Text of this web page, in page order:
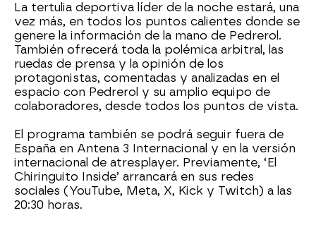
La tertulia deportiva líder de la noche estará, una
vez más, en todos los puntos calientes donde se
genere la información de la mano de Pedrerol.
También ofrecerá toda la polémica arbitral, las
ruedas de prensa y la opinión de los
protagonistas, comentadas y analizadas en el
espacio con Pedrerol y su amplio equipo de
colaboradores, desde todos los puntos de vista.
El programa también se podrá seguir fuera de
España en Antena 3 Internacional y en la versión
internacional de atresplayer. Previamente, ‘El
Chiringuito Inside’ arrancará en sus redes
sociales (YouTube, Meta, X, Kick y Twitch) a las
20:30 horas.